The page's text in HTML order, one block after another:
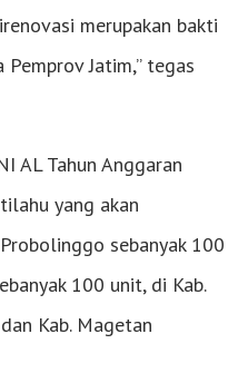
merupakan bakti
Jatim,” tegas
AL Tahun Anggaran
yang akan
sebanyak 100
100 unit, di Kab.
Kab. Magetan